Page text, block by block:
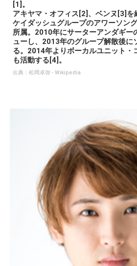
[1]。
アキヤマ・オフィス[2]、ベンヌ[3]
ケイダッシュグループのアワーソン
所属。2010年にサーターアンダギー
ューし、2013年のグループ解散後に
る。2014年よりボーカルユニット・
も活動する[4]。
出典： 松岡卓弥 - Wikipedia